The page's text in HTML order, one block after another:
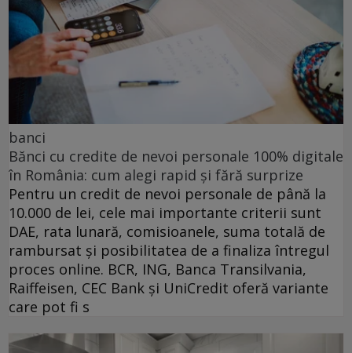
banci
Bănci cu credite de nevoi personale 100% digitale
în România: cum alegi rapid și fără surprize
Pentru un credit de nevoi personale de până la
10.000 de lei, cele mai importante criterii sunt
DAE, rata lunară, comisioanele, suma totală de
rambursat și posibilitatea de a finaliza întregul
proces online. BCR, ING, Banca Transilvania,
Raiffeisen, CEC Bank și UniCredit oferă variante
care pot fi s